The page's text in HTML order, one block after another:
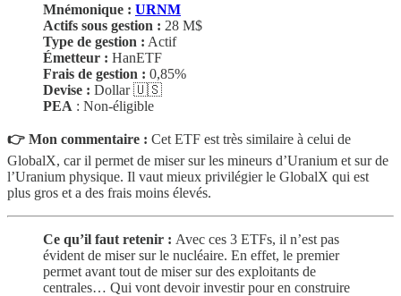
Mnémonique : URNM
Actifs sous gestion : 28 M$
Type de gestion : Actif
Émetteur : HanETF
Frais de gestion : 0,85%
Devise : Dollar 🇺🇸
PEA : Non-éligible
👉 Mon commentaire : Cet ETF est très similaire à celui de
GlobalX, car il permet de miser sur les mineurs d’Uranium et sur de
l’Uranium physique. Il vaut mieux privilégier le GlobalX qui est
plus gros et a des frais moins élevés.
Ce qu’il faut retenir : Avec ces 3 ETFs, il n’est pas
évident de miser sur le nucléaire. En effet, le premier
permet avant tout de miser sur des exploitants de
centrales… Qui vont devoir investir pour en construire